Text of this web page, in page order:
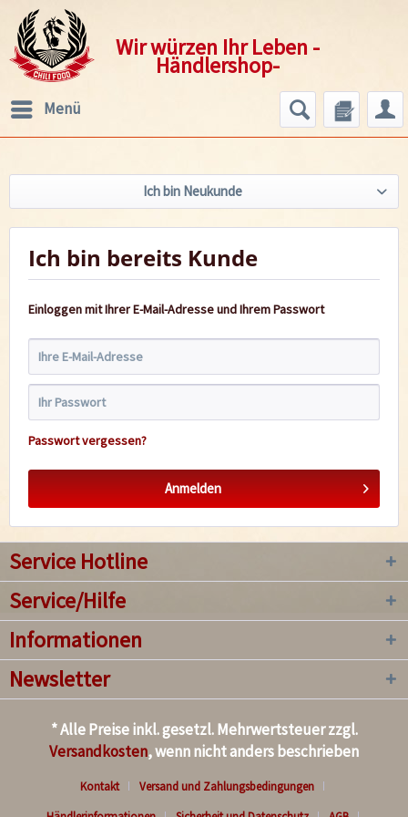
Wir würzen Ihr Leben -
Händlershop-
Menü
Ich bin Neukunde
Ich bin bereits Kunde
Einloggen mit Ihrer E-Mail-Adresse und Ihrem Passwort
Passwort vergessen?
Anmelden
Service Hotline
Service/Hilfe
Informationen
Newsletter
* Alle Preise inkl. gesetzl. Mehrwertsteuer zzgl.
Versandkosten, wenn nicht anders beschrieben
Kontakt
Versand und Zahlungsbedingungen